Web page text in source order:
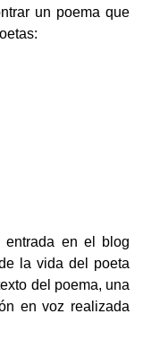
un poema que
entrada en el blog
la vida del poeta
del poema, una
en voz realizada